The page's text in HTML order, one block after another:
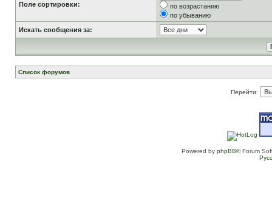
Поле сортировки:
по возрастанию
по убыванию
Искать сообщения за:
Список форумов
Перейти:
Powered by phpBB® Forum